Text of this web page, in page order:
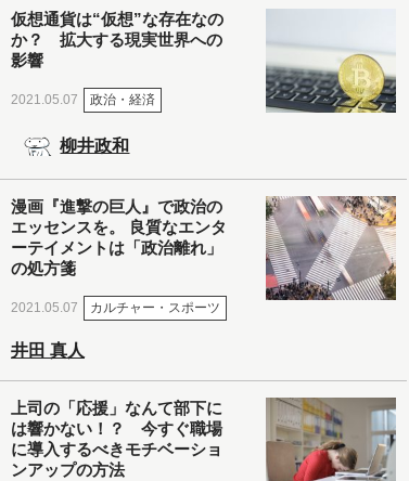
仮想通貨は“仮想”な存在なの
か？ 拡大する現実世界への
影響
2021.05.07 政治・経済
柳井政和
漫画『進撃の巨人』で政治の
エッセンスを。 良質なエンタ
ーテイメントは「政治離れ」
の処方箋
2021.05.07 カルチャー・スポーツ
井田 真人
上司の「応援」なんて部下に
は響かない！？ 今すぐ職場
に導入するべきモチベーショ
ンアップの方法